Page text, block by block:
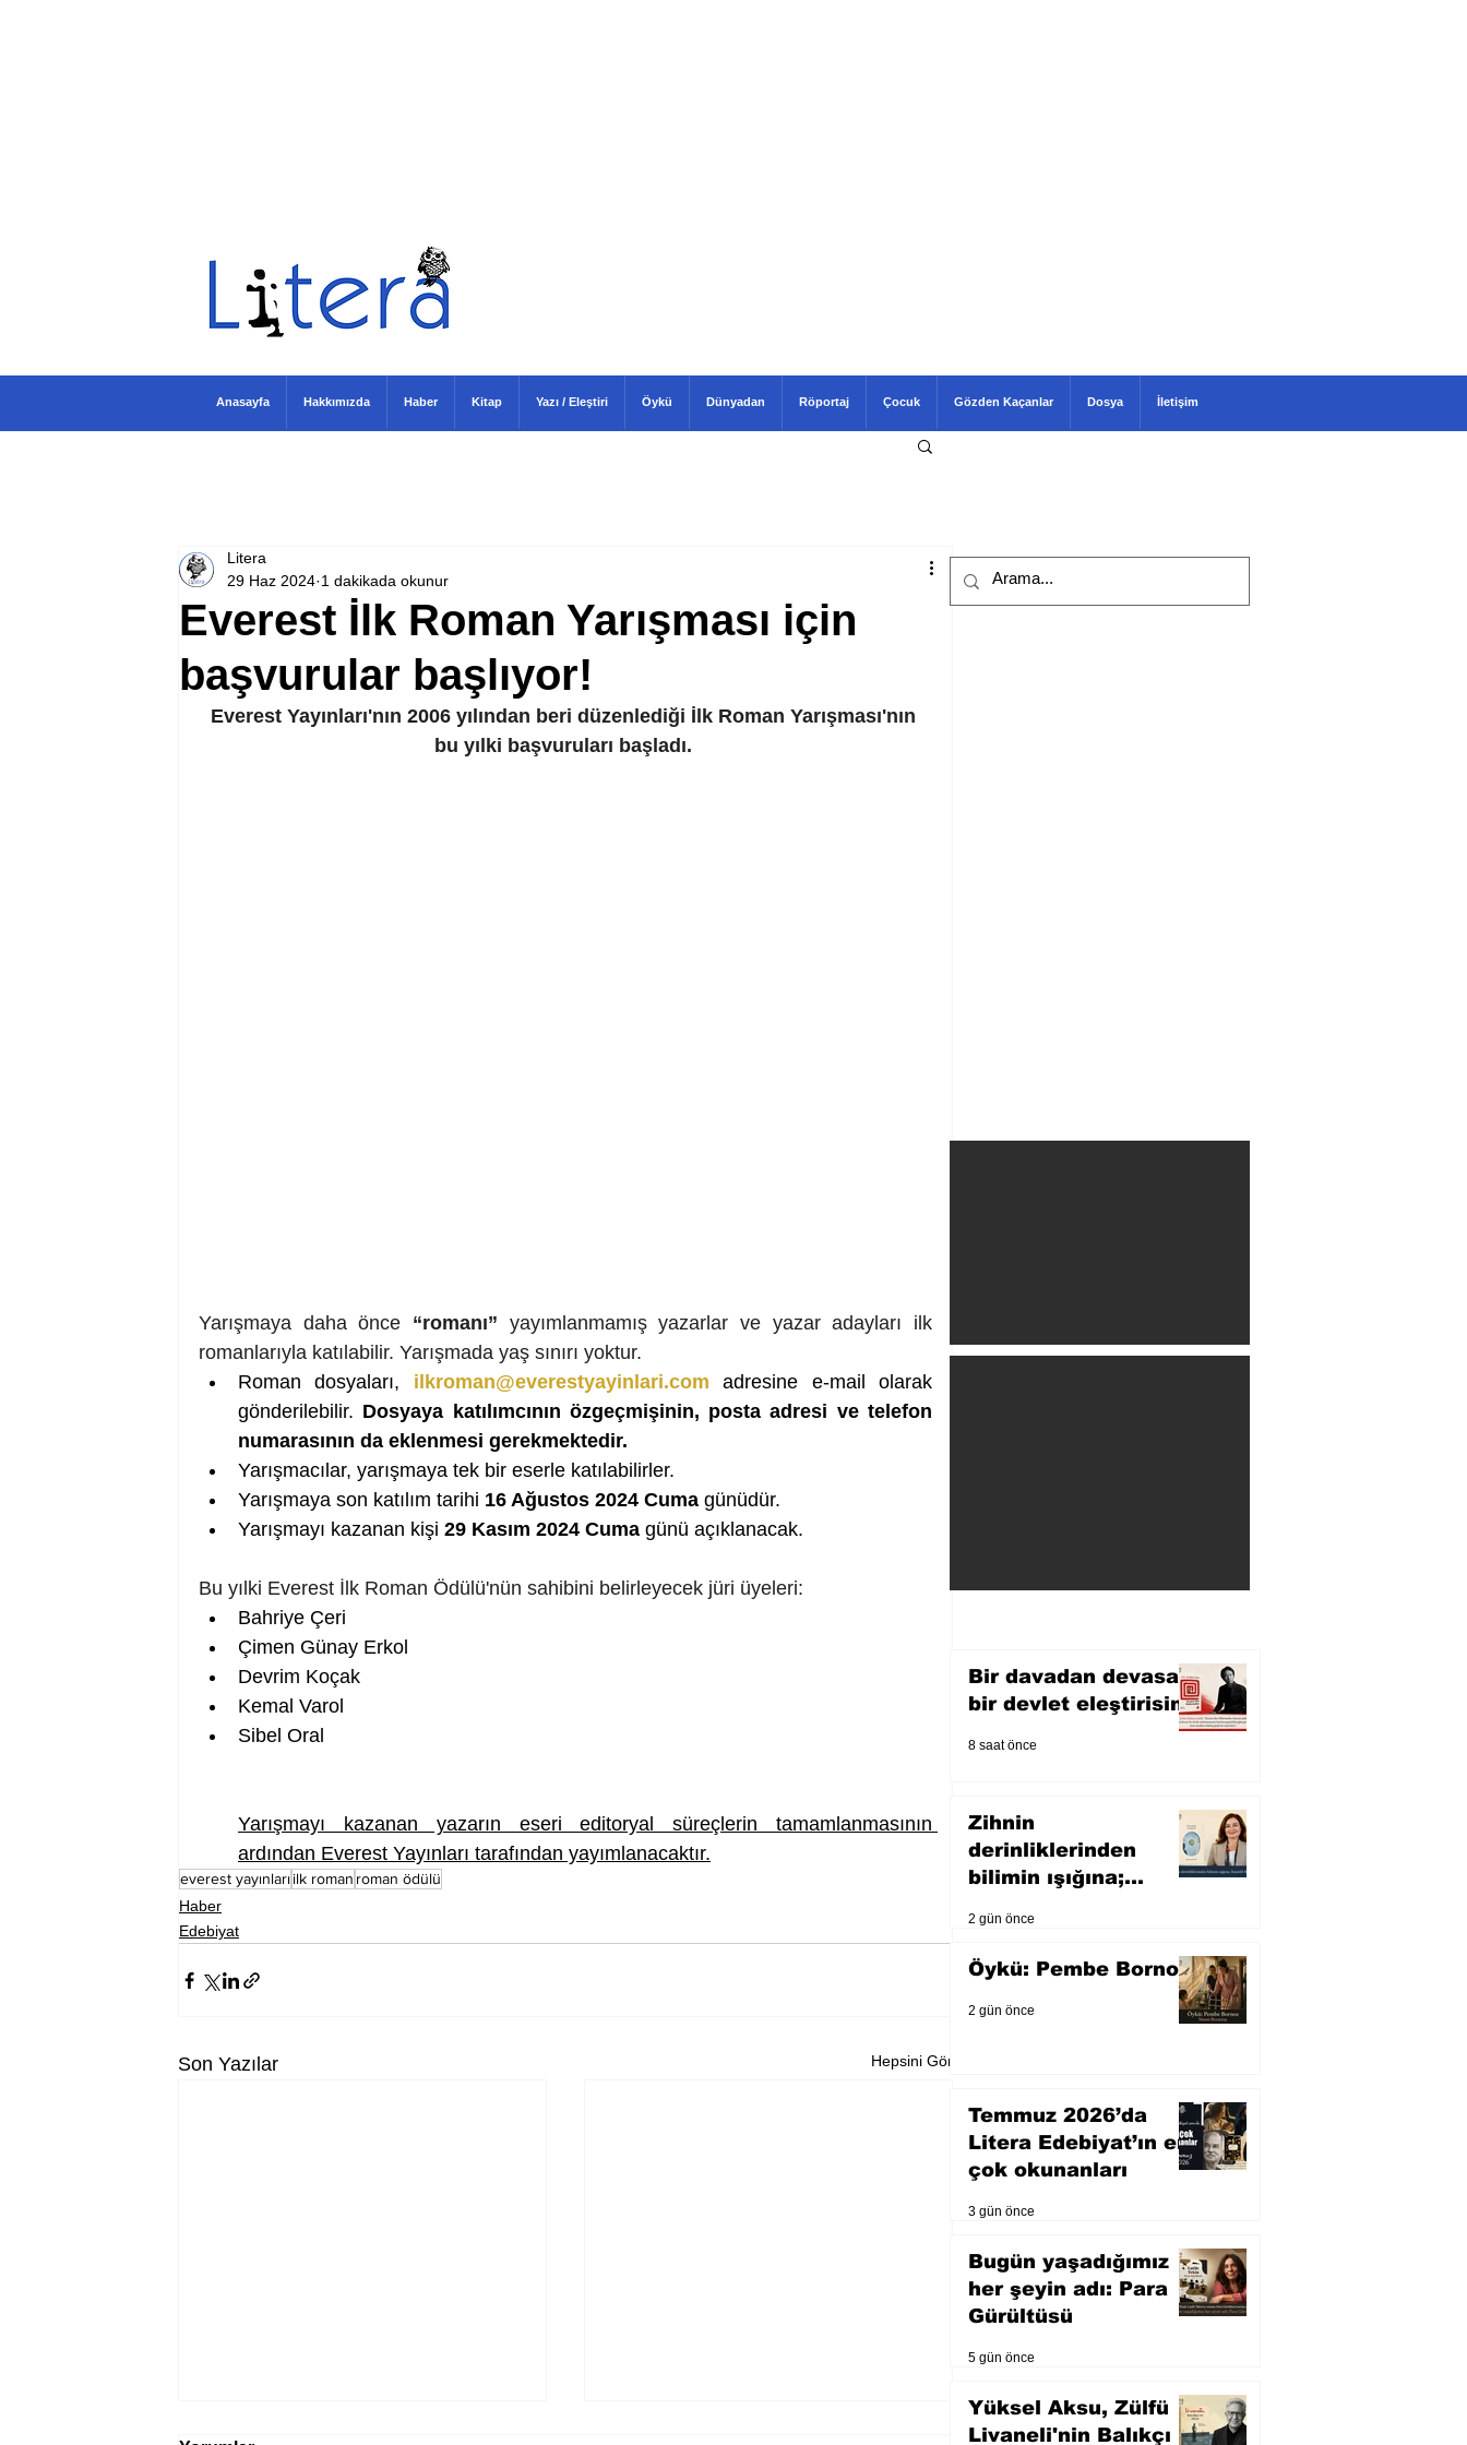
Everest İlk Roman Yarışması için
başvurular başlıyor!
Litera
29 Haz 2024 1 dakikada okunur
Everest Yayınları'nın 2006 yılından beri düzenlediği İlk Roman Yarışması'nın
bu yılki başvuruları başladı.
Yarışmaya daha önce “romanı” yayımlanmamış yazarlar ve yazar adayları ilk
romanlarıyla katılabilir. Yarışmada yaş sınırı yoktur.
Roman dosyaları, ilkroman@everestyayinlari.com adresine e-mail olarak
gönderilebilir. Dosyaya katılımcının özgeçmişinin, posta adresi ve telefon
numarasının da eklenmesi gerekmektedir.
Yarışmacılar, yarışmaya tek bir eserle katılabilirler.
Yarışmaya son katılım tarihi 16 Ağustos 2024 Cuma günüdür.
Yarışmayı kazanan kişi 29 Kasım 2024 Cuma günü açıklanacak.
Bu yılki Everest İlk Roman Ödülü'nün sahibini belirleyecek jüri üyeleri:
Bahriye Çeri
Çimen Günay Erkol
Devrim Koçak
Kemal Varol
Sibel Oral
Yarışmayı kazanan yazarın eseri editoryal süreçlerin tamamlanmasının
ardından Everest Yayınları tarafından yayımlanacaktır.
everest yayınlarıilk roman roman ödülü
Haber
Edebiyat
Son Yazılar Hepsini Gör
Bir davadan devasa
bir devlet eleştirisine
8 saat önce
Zihnin
derinliklerinden
bilimin ışığına;
2 gün önce
Öykü: Pembe Bornoz
2 gün önce
Temmuz 2026’da
Litera Edebiyat’ın en
çok okunanları
3 gün önce
Bugün yaşadığımız
her şeyin adı: Para
Gürültüsü
5 gün önce
Yüksel Aksu, Zülfü
Livaneli'nin Balıkçı
Anasayfa Hakkımızda Haber Kitap Yazı / Eleştiri Öykü Dünyadan Röportaj Çocuk Gözden Kaçanlar Dosya İletişim